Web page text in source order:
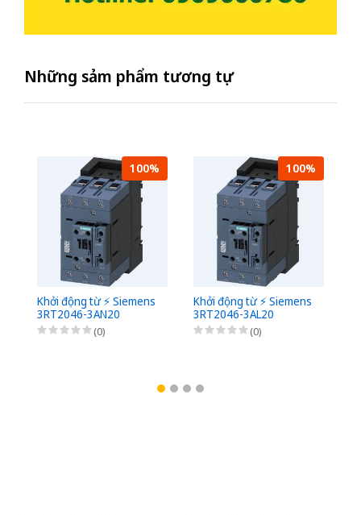
Những sảm phẩm tương tự
100%
Khởi động từ ⚡️ Siemens
3RT2046-3AN20
(0)
100%
Khởi động từ ⚡️ Siemens
3RT2046-3AL20
(0)